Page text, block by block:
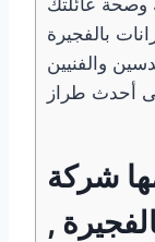
بالفجيرة
والفنيين
شركة
,